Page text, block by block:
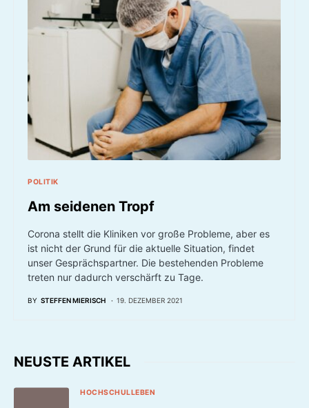
POLITIK
Am seidenen Tropf
Corona stellt die Kliniken vor große Probleme, aber es
ist nicht der Grund für die aktuelle Situation, findet
unser Gesprächspartner. Die bestehenden Probleme
treten nur dadurch verschärft zu Tage.
BY STEFFEN MIERISCH 19. DEZEMBER 2021
NEUSTE ARTIKEL
HOCHSCHULLEBEN